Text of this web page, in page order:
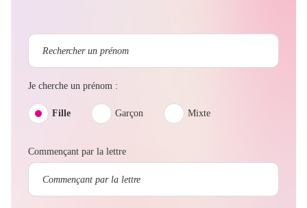
Je cherche un prénom :
Fille Garçon Mixte
Commençant par la lettre